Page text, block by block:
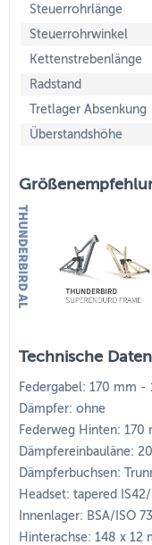
Steuerrohrlänge
Steuerrohrwinkel
Kettenstrebenlänge
Radstand
Tretlager Absenkung
Überstandshöhe
Technische Daten
Federgabel: 170 mm -
Dämpfer: ohne
Federweg Hinten: 170
Dämpfereinbauläne:
Dämpferbuchsen:
Headset: tapered
Innenlager: BSA/ISO
Hinterachse: 148 x 12